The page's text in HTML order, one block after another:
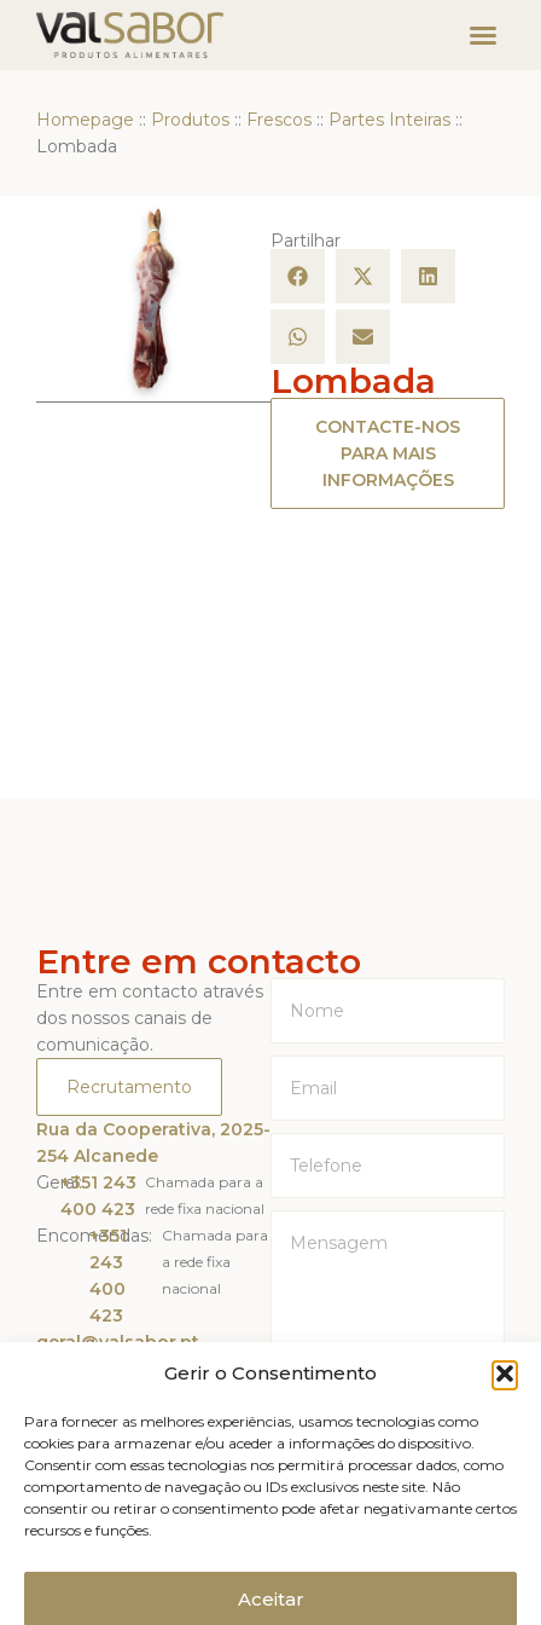
Gerir o Consentimento
Para fornecer as melhores experiências, usamos tecnologias como
cookies para armazenar e/ou aceder a informações do dispositivo.
Consentir com essas tecnologias nos permitirá processar dados, como
comportamento de navegação ou IDs exclusivos neste site. Não
consentir ou retirar o consentimento pode afetar negativamante certos
recursos e funções.
Aceitar
Homepage :: Produtos :: Frescos :: Partes Inteiras ::
Lombada
Partilhar
Lombada
CONTACTE-NOS
PARA MAIS
INFORMAÇÕES
Entre em contacto
Entre em contacto através
dos nossos canais de
comunicação.
Recrutamento
Rua da Cooperativa, 2025-
254 Alcanede
Geral:+351 243
400 423
Chamada para a
rede fixa nacional
Encomendas:
+351
243
400
423
Chamada para
a rede fixa
nacional
geral@valsabor.pt
Li e Aceito a
ENVIAR